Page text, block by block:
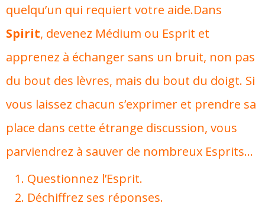
quelqu’un qui requiert votre aide.Dans
Spirit, devenez Médium ou Esprit et
apprenez à échanger sans un bruit, non pas
du bout des lèvres, mais du bout du doigt. Si
vous laissez chacun s’exprimer et prendre sa
place dans cette étrange discussion, vous
parviendrez à sauver de nombreux Esprits…
Questionnez l’Esprit.
Déchiffrez ses réponses.